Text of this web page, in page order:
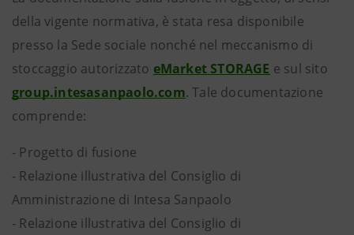
della vigente normativa, è stata resa disponibile
presso la Sede sociale nonché nel meccanismo di
stoccaggio autorizzato eMarket STORAGE e sul sito
group.intesasanpaolo.com. Tale documentazione
comprende:
- Progetto di fusione
- Relazione illustrativa del Consiglio di
Amministrazione di Intesa Sanpaolo
- Relazione illustrativa del Consiglio di